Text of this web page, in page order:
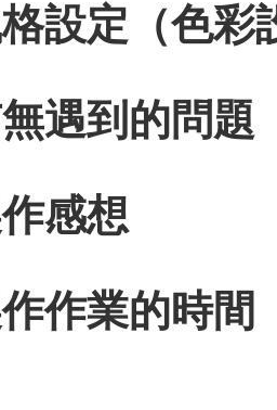
設定（色彩
遇到的問題
感想
作業的時間